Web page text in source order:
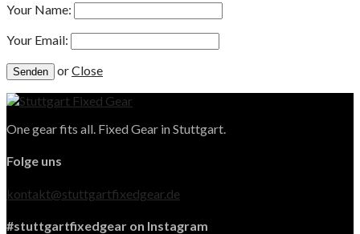
Your Name:
Your Email:
orClose
One gear fits all. Fixed Gear in Stuttgart.
Folge uns
kontakt@stuttgartfixedgear.de
#stuttgartfixedgear on Instagram